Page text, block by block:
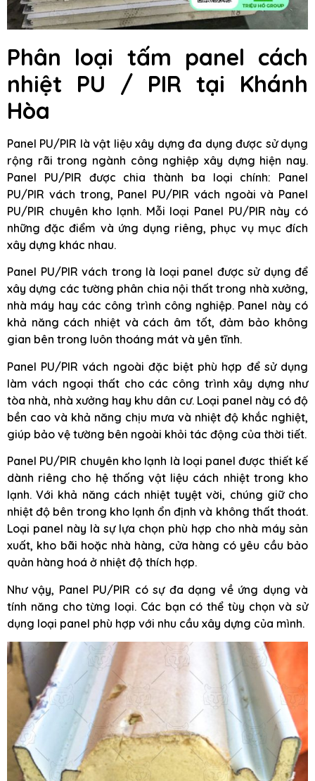
Phân loại tấm panel cách
nhiệt PU / PIR tại Khánh
Hòa
Panel PU/PIR là vật liệu xây dựng đa dụng được sử dụng
rộng rãi trong ngành công nghiệp xây dựng hiện nay.
Panel PU/PIR được chia thành ba loại chính: Panel
PU/PIR vách trong, Panel PU/PIR vách ngoài và Panel
PU/PIR chuyên kho lạnh. Mỗi loại Panel PU/PIR này có
những đặc điểm và ứng dụng riêng, phục vụ mục đích
xây dựng khác nhau.
Panel PU/PIR vách trong là loại panel được sử dụng để
xây dựng các tường phân chia nội thất trong nhà xưởng,
nhà máy hay các công trình công nghiệp. Panel này có
khả năng cách nhiệt và cách âm tốt, đảm bảo không
gian bên trong luôn thoáng mát và yên tĩnh.
Panel PU/PIR vách ngoài đặc biệt phù hợp để sử dụng
làm vách ngoại thất cho các công trình xây dựng như
tòa nhà, nhà xưởng hay khu dân cư. Loại panel này có độ
bền cao và khả năng chịu mưa và nhiệt độ khắc nghiệt,
giúp bảo vệ tường bên ngoài khỏi tác động của thời tiết.
Panel PU/PIR chuyên kho lạnh là loại panel được thiết kế
dành riêng cho hệ thống vật liệu cách nhiệt trong kho
lạnh. Với khả năng cách nhiệt tuyệt vời, chúng giữ cho
nhiệt độ bên trong kho lạnh ổn định và không thất thoát.
Loại panel này là sự lựa chọn phù hợp cho nhà máy sản
xuất, kho bãi hoặc nhà hàng, cửa hàng có yêu cầu bảo
quản hàng hoá ở nhiệt độ thích hợp.
Như vậy, Panel PU/PIR có sự đa dạng về ứng dụng và
tính năng cho từng loại. Các bạn có thể tùy chọn và sử
dụng loại panel phù hợp với nhu cầu xây dựng của mình.